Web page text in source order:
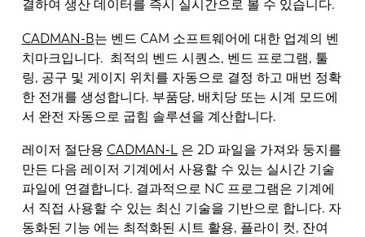
결하여 생산 데이터를 즉시 실시간으로 볼 수 있습니다.
CADMAN-B는 벤드 CAM 소프트웨어에 대한 업계의 벤
치마크입니다. 최적의 벤드 시퀀스, 벤드 프로그램, 툴
링, 공구 및 게이지 위치를 자동으로 결정 하고 매번 정확
한 전개를 생성합니다. 부품당, 배치당 또는 시계 모드에
서 완전 자동으로 굽힘 솔루션을 계산합니다.
레이저 절단용 CADMAN-L은 2D 파일을 가져와 둥지를
만든 다음 레이저 기계에서 사용할 수 있는 실시간 기술
파일에 연결합니다. 결과적으로 NC 프로그램은 기계에
서 직접 사용할 수 있는 최신 기술을 기반으로 합니다. 자
동화된 기능 에는 최적화된 시트 활용, 플라이 컷, 잔여